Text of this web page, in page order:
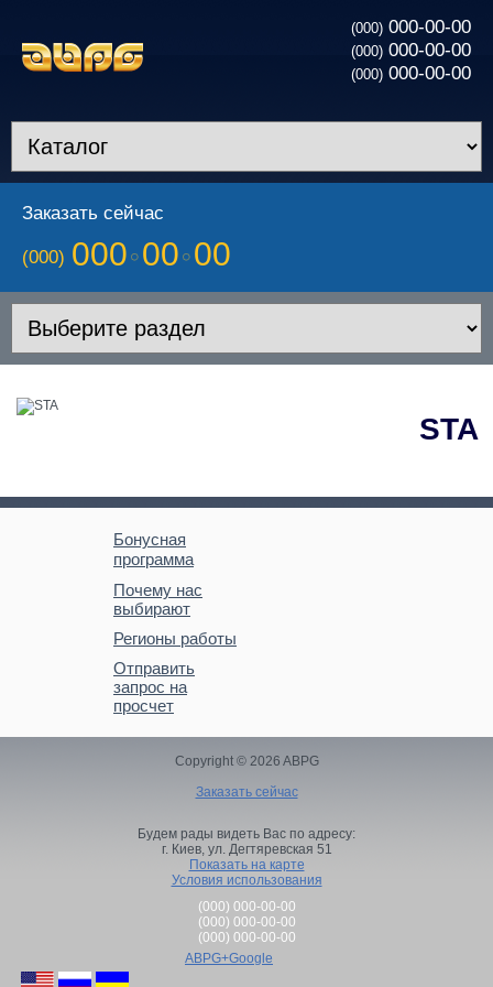
(000) 000-00-00
(000) 000-00-00
(000) 000-00-00
Заказать сейчас
(000) 000 00 00
STA
Бонусная
программа
Почему нас
выбирают
Регионы работы
Отправить
запрос на
просчет
Copyright © 2026 ABPG
Заказать сейчас
Будем рады видеть Вас по адресу:
г. Киев, ул. Дегтяревская 51
Показать на карте
Условия использования
(000) 000-00-00
(000) 000-00-00
(000) 000-00-00
ABPG+Google